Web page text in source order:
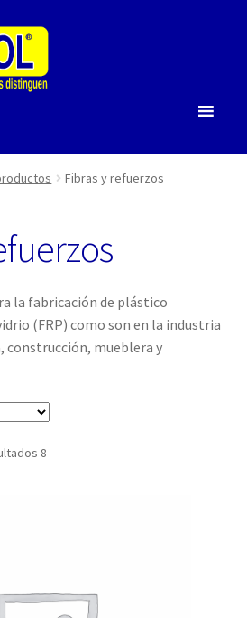
Fibras y refuerzos
la fabricación de plástico
(FRP) como son en la industria
mueblera y
8